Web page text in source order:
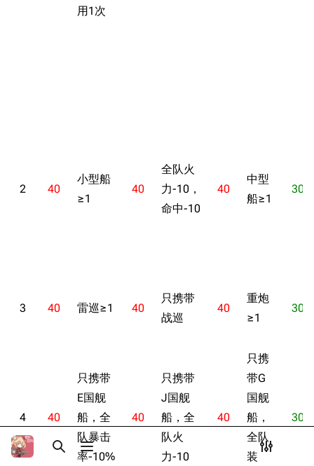
打开/关闭搜索
打开/关闭菜单
Dreadnoughtproject
战舰计划1900-
美国海军历史手册
大英帝国战争博物
打开/关
分享此页面
清除缓存
固定链接
页面信息
引用此页
用1次
2 40
小型船
≥1
40
全队火
力-10，
命中-10
40
中型
船≥1
30
3 40 雷巡≥1 40
只携带
战巡
40
重炮
≥1
30
4 40
只携带
E国舰
船，全
队暴击
率-10%
40
只携带
J国舰
船，全
队火
力-10
40
只携
带G
国舰
船，
全队
装
30
简单
EX-5 紫色风暴
活动战役原型